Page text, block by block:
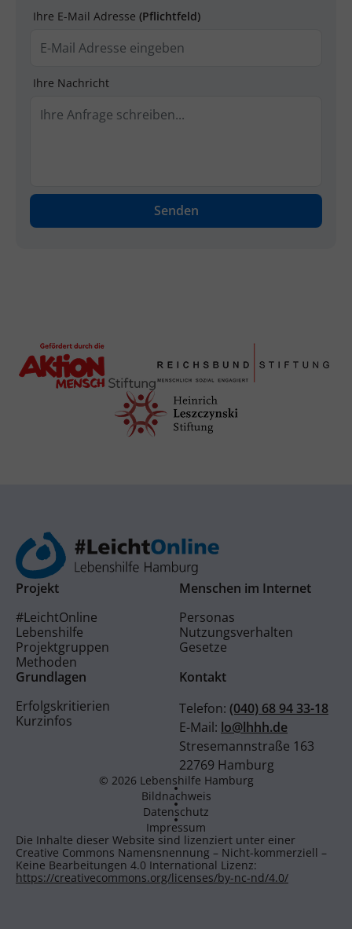
Ihre E-Mail Adresse (Pflichtfeld)
Ihre Nachricht
Projekt
#LeichtOnline
Lebenshilfe
Projektgruppen
Methoden
Menschen im Internet
Personas
Nutzungsverhalten
Gesetze
Grundlagen
Erfolgskritierien
Kurzinfos
Kontakt
Telefon: (040) 68 94 33-18
E-Mail: lo@lhhh.de
Stresemannstraße 163
22769 Hamburg
© 2026 Lebenshilfe Hamburg
Bildnachweis
Datenschutz
Impressum
Die Inhalte dieser Website sind lizenziert unter einer
Creative Commons Namensnennung – Nicht-kommerziell –
Keine Bearbeitungen 4.0 International Lizenz:
https://creativecommons.org/licenses/by-nc-nd/4.0/